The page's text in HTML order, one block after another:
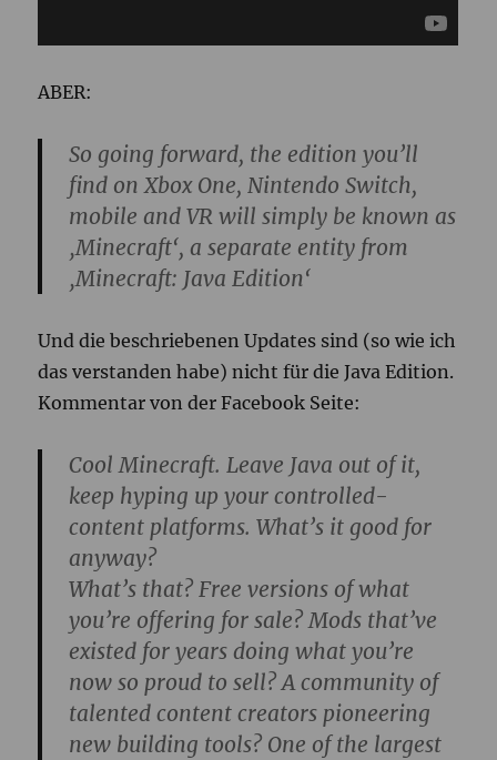
ABER:
So going forward, the edition you’ll
find on Xbox One, Nintendo Switch,
mobile and VR will simply be known as
‚Minecraft‘, a separate entity from
‚Minecraft: Java Edition‘
Und die beschriebenen Updates sind (so wie ich
das verstanden habe) nicht für die Java Edition.
Kommentar von der Facebook Seite:
Cool Minecraft. Leave Java out of it,
keep hyping up your controlled-
content platforms. What’s it good for
anyway?
What’s that? Free versions of what
you’re offering for sale? Mods that’ve
existed for years doing what you’re
now so proud to sell? A community of
talented content creators pioneering
new building tools? One of the largest